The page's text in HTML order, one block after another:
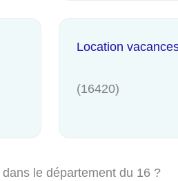
Location
(16420)
le département du 16 ?